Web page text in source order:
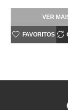
VER
FAVORITOS